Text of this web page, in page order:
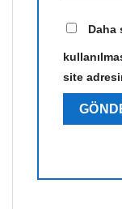
Daha
site